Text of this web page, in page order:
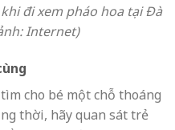
đi xem pháo hoa tại Đà
Internet)
cho bé một chỗ thoáng
thời, hãy quan sát trẻ